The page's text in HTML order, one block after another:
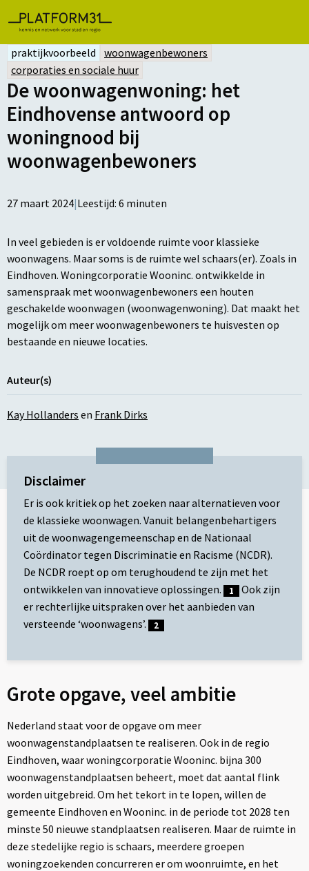
praktijkvoorbeeld
woonwagenbewoners
corporaties en sociale huur
De woonwagenwoning: het
Eindhovense antwoord op
woningnood bij
woonwagenbewoners
27 maart 2024|Leestijd: 6 minuten
In veel gebieden is er voldoende ruimte voor klassieke
woonwagens. Maar soms is de ruimte wel schaars(er). Zoals in
Eindhoven. Woningcorporatie Wooninc. ontwikkelde in
samenspraak met woonwagenbewoners een houten
geschakelde woonwagen (woonwagenwoning). Dat maakt het
mogelijk om meer woonwagenbewoners te huisvesten op
bestaande en nieuwe locaties.
Auteur(s)
Kay Hollanders en Frank Dirks
Disclaimer
Er is ook kritiek op het zoeken naar alternatieven voor
de klassieke woonwagen. Vanuit belangenbehartigers
uit de woonwagengemeenschap en de Nationaal
Coördinator tegen Discriminatie en Racisme (NCDR).
De NCDR roept op om terughoudend te zijn met het
ontwikkelen van innovatieve oplossingen.
1
Ook zijn
er rechterlijke uitspraken over het aanbieden van
versteende ‘woonwagens’.
2
Grote opgave, veel ambitie
Nederland staat voor de opgave om meer
woonwagenstandplaatsen te realiseren. Ook in de regio
Eindhoven, waar woningcorporatie Wooninc. bijna 300
woonwagenstandplaatsen beheert, moet dat aantal flink
worden uitgebreid. Om het tekort in te lopen, willen de
gemeente Eindhoven en Wooninc. in de periode tot 2028 ten
minste 50 nieuwe standplaatsen realiseren. Maar de ruimte in
deze stedelijke regio is schaars, meerdere groepen
woningzoekenden concurreren er om woonruimte, en het